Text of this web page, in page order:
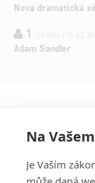
Nová dramatická
1
Adam Sandler
Na
Je Vaším